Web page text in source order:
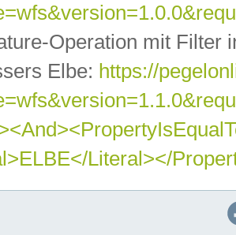
Operation mit Filter
Elbe: https://
Literal></